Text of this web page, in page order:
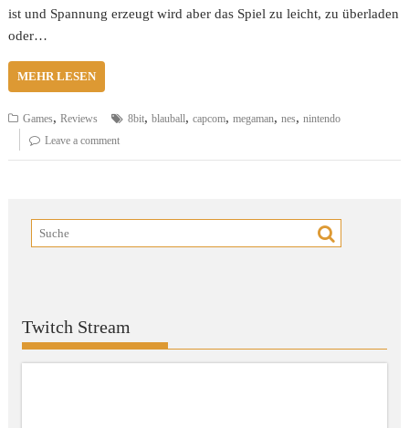
ist und Spannung erzeugt wird aber das Spiel zu leicht, zu überladen
oder…
MEHR LESEN
Games,Reviews 8bit,blauball,capcom,megaman,nes,nintendo
Leave a comment
Twitch Stream